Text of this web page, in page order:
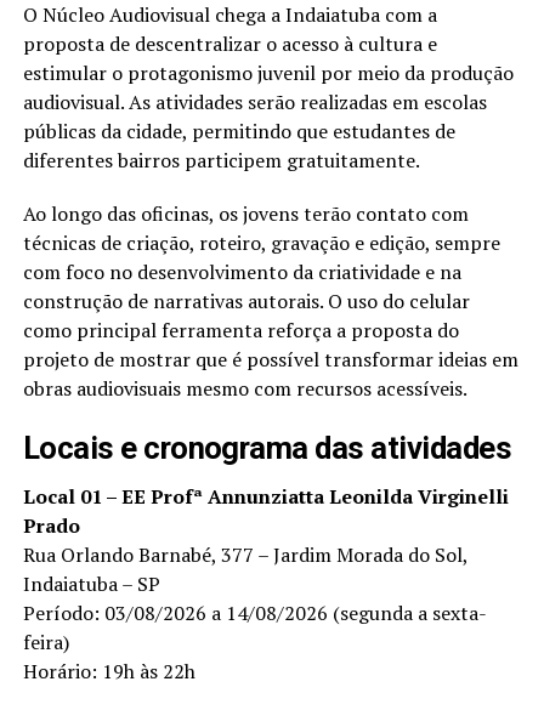
O Núcleo Audiovisual chega a Indaiatuba com a
proposta de descentralizar o acesso à cultura e
estimular o protagonismo juvenil por meio da produção
audiovisual. As atividades serão realizadas em escolas
públicas da cidade, permitindo que estudantes de
diferentes bairros participem gratuitamente.
Ao longo das oficinas, os jovens terão contato com
técnicas de criação, roteiro, gravação e edição, sempre
com foco no desenvolvimento da criatividade e na
construção de narrativas autorais. O uso do celular
como principal ferramenta reforça a proposta do
projeto de mostrar que é possível transformar ideias em
obras audiovisuais mesmo com recursos acessíveis.
Locais e cronograma das atividades
Local 01 – EE Profª Annunziatta Leonilda Virginelli
Prado
Rua Orlando Barnabé, 377 – Jardim Morada do Sol,
Indaiatuba – SP
Período: 03/08/2026 a 14/08/2026 (segunda a sexta-
feira)
Horário: 19h às 22h